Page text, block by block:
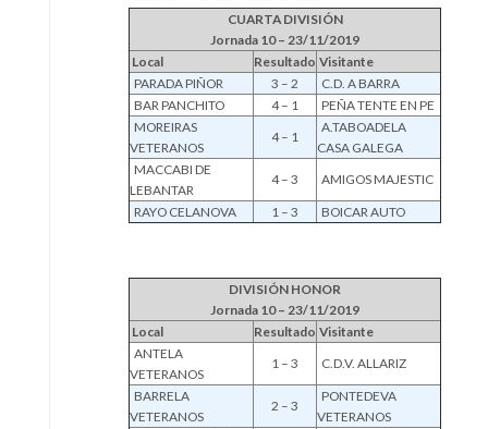
CUARTA DIVISIÓN
Jornada 10 – 23/11/2019
Local
Resultado Visitante
PARADA PIÑOR
3 – 2
C.D. A BARRA
BAR PANCHITO
4 – 1
PEÑA TENTE EN PE
MOREIRAS
VETERANOS
4 – 1
A.TABOADELA
CASA GALEGA
MACCABI DE
LEBANTAR
4 – 3
AMIGOS MAJESTIC
RAYO CELANOVA
1 – 3 BOICAR AUTO
DIVISIÓN HONOR
Jornada 10 – 23/11/2019
Local
Resultado Visitante
ANTELA
VETERANOS
1 – 3
C.D.V. ALLARIZ
BARRELA
VETERANOS
2 – 3
PONTEDEVA
VETERANOS